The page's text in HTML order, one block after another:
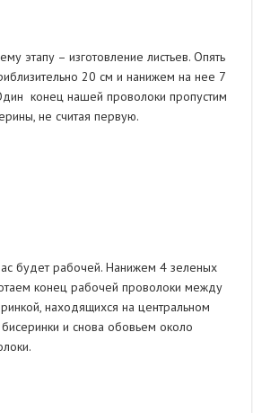
этапу – изготовление листьев. Опять
20 см и нанижем на нее 7
конец нашей проволоки пропустим
не считая первую.
будет рабочей. Нанижем 4 зеленых
конец рабочей проволоки между
находящихся на центральном
и снова обовьем около